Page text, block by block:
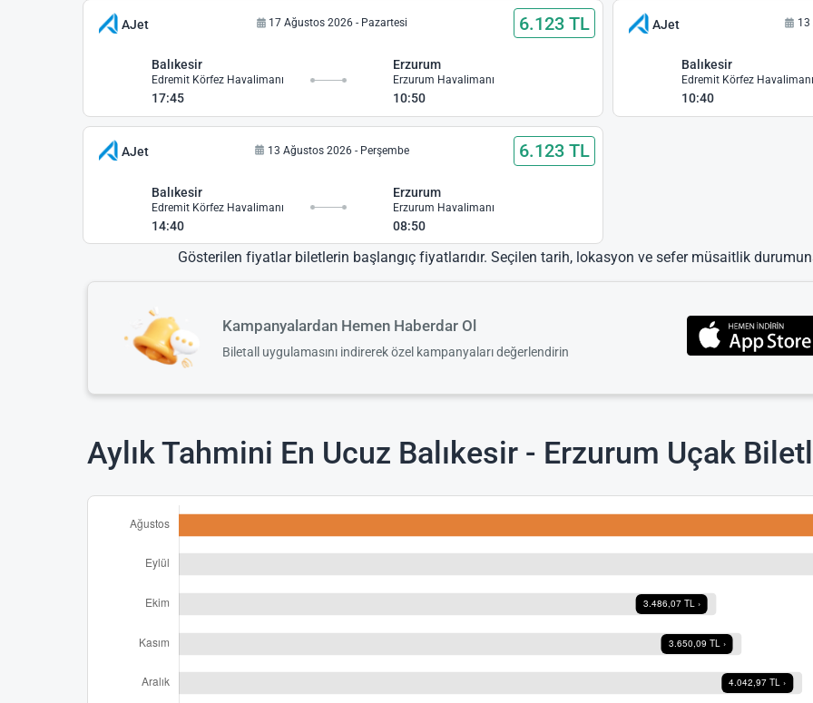
AJet 17 Ağustos 2026 - Pazartesi 6.123 TL
Balıkesir
Edremit Körfez Havalimanı
17:45
Erzurum
Erzurum Havalimanı
10:50
AJet 13
Balıkesir
Edremit Körfez Havalimanı
10:40
AJet 13 Ağustos 2026 - Perşembe 6.123 TL
Balıkesir
Edremit Körfez Havalimanı
14:40
Erzurum
Erzurum Havalimanı
08:50
Gösterilen fiyatlar biletlerin başlangıç fiyatlarıdır. Seçilen tarih, lokasyon ve sefer müsaitlik
Kampanyalardan Hemen Haberdar Ol
Biletall uygulamasını indirerek özel kampanyaları değerlendirin
Aylık Tahmini En Ucuz Balıkesir - Erzurum Uçak